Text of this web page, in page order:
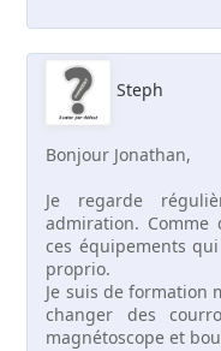
Steph
Bonjour Jonathan,
Je regarde
admiration.
ces équipements
proprio.
Je suis de formation
changer des
magnétoscope et